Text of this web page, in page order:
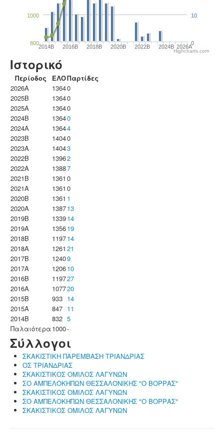
2014B 2016B 2018B 2020B 2022B 2024B 2026A
800
1000
0
10
Highcharts.com
Ιστορικό
Περίοδος ΕΛΟΠαρτίδες
2026A
13640
2025B
13640
2025A
13640
2024B
13640
2024A
13644
2023B
14040
2023Α
14043
2022B
13962
2022A
13887
2021B
1361 0
2021A
1361 0
2020B
1361 1
2020A
138713
2019B
133914
2019A
135619
2018B
119714
2018A
1261 21
2017B
12409
2017A
120610
2016B
119727
2016A
107720
2015B
933 14
2015A
847 11
2014B
832 5
Παλαιότερα 1000-
Σύλλογοι
ΣΚΑΚΙΣΤΙΚΗ ΠΑΡΕΜΒΑΣΗ ΤΡΙΑΝΔΡΙΑΣ
ΟΣ ΤΡΙΑΝΔΡΙΑΣ
ΣΚΑΚΙΣΤΙΚΟΣ ΟΜΙΛΟΣ ΛΑΓΥΝΩΝ
ΣΟ ΑΜΠΕΛΟΚΗΠΩΝ ΘΕΣΣΑΛΟΝΙΚΗΣ "Ο ΒΟΡΡΑΣ"
ΣΚΑΚΙΣΤΙΚΟΣ ΟΜΙΛΟΣ ΛΑΓΥΝΩΝ
ΣΟ ΑΜΠΕΛΟΚΗΠΩΝ ΘΕΣΣΑΛΟΝΙΚΗΣ "Ο ΒΟΡΡΑΣ"
ΣΚΑΚΙΣΤΙΚΟΣ ΟΜΙΛΟΣ ΛΑΓΥΝΩΝ